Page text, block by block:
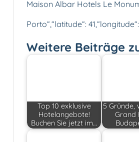
Maison Albar Hotels Le
Porto“,“latitude“:
Weitere Beiträge
Top 10 exklusive
Hotelangebote!
Buchen Sie jetzt im…
5 Gründe,
Grand